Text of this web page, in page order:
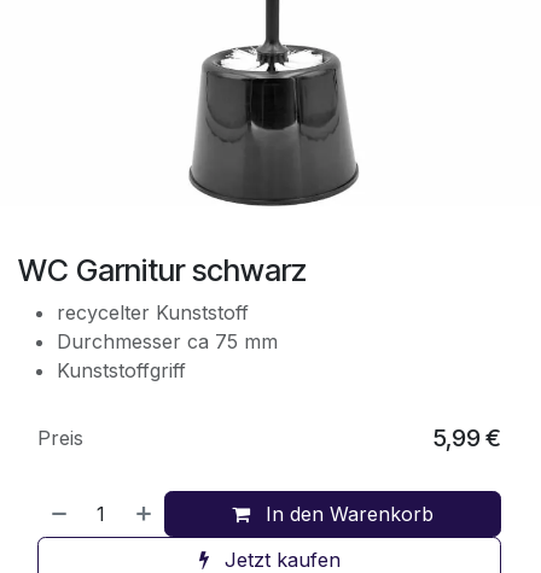
WC Garnitur schwarz
recycelter Kunststoff
Durchmesser ca 75 mm
Kunststoffgriff
In den Warenkorb
Jetzt kaufen
Preis 5,99€